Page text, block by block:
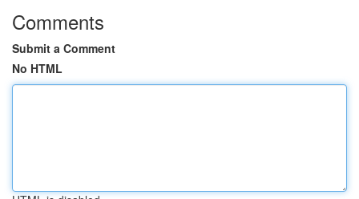
Comments
Submit a Comment
No HTML